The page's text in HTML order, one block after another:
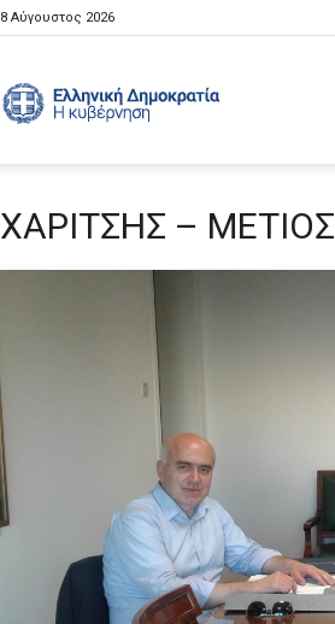
8 Αύγουστος 2026
Κυβέρνηση
ΧΑΡΙΤΣΗΣ – ΜΕΤΙΟΣ